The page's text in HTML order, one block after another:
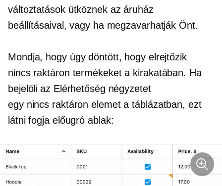
változtatások ütköznek az áruház
beállításaival, vagy ha megzavarhatják Önt.
Mondja, hogy úgy döntött, hogy elrejtőzik
nincs raktáron termékeket a kirakatában. Ha
bejelöli az Elérhetőség négyzetet
egy nincs raktáron elemet a táblázatban, ezt
látni fogja előugró ablak: